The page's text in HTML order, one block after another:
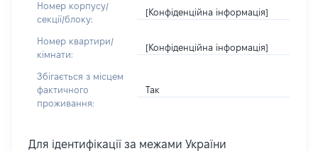
Номер корпусу/
секції/блоку:
[Конфіденційна інформація]
Номер квартири/
кімнати:
[Конфіденційна інформація]
Збігається з місцем
фактичного
проживання:
Так
Для ідентифікації за межами України